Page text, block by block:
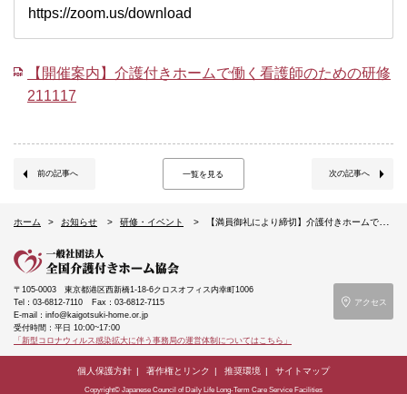
https://zoom.us/download
【開催案内】介護付きホームで働く看護師のための研修
211117
前の記事へ 一覧を見る 次の記事へ
ホーム お知らせ 研修・イベント 【満員御礼により締切】介護付きホームで働く看護師のための研修（11/17オンライン）
〒105-0003 東京都港区西新橋1-18-6クロスオフィス内幸町1006
Tel：03-6812-7110
Fax：03-6812-7115
E-mail：info@kaigotsuki-home.or.jp
受付時間：平日 10:00~17:00
「新型コロナウィルス感染拡大に伴う事務局の運営体制についてはこちら」
アクセス
個人保護方針 著作権とリンク 推奨環境 サイトマップ
Copyright© Japanese Council of Daily Life Long-Term Care Service Facilities